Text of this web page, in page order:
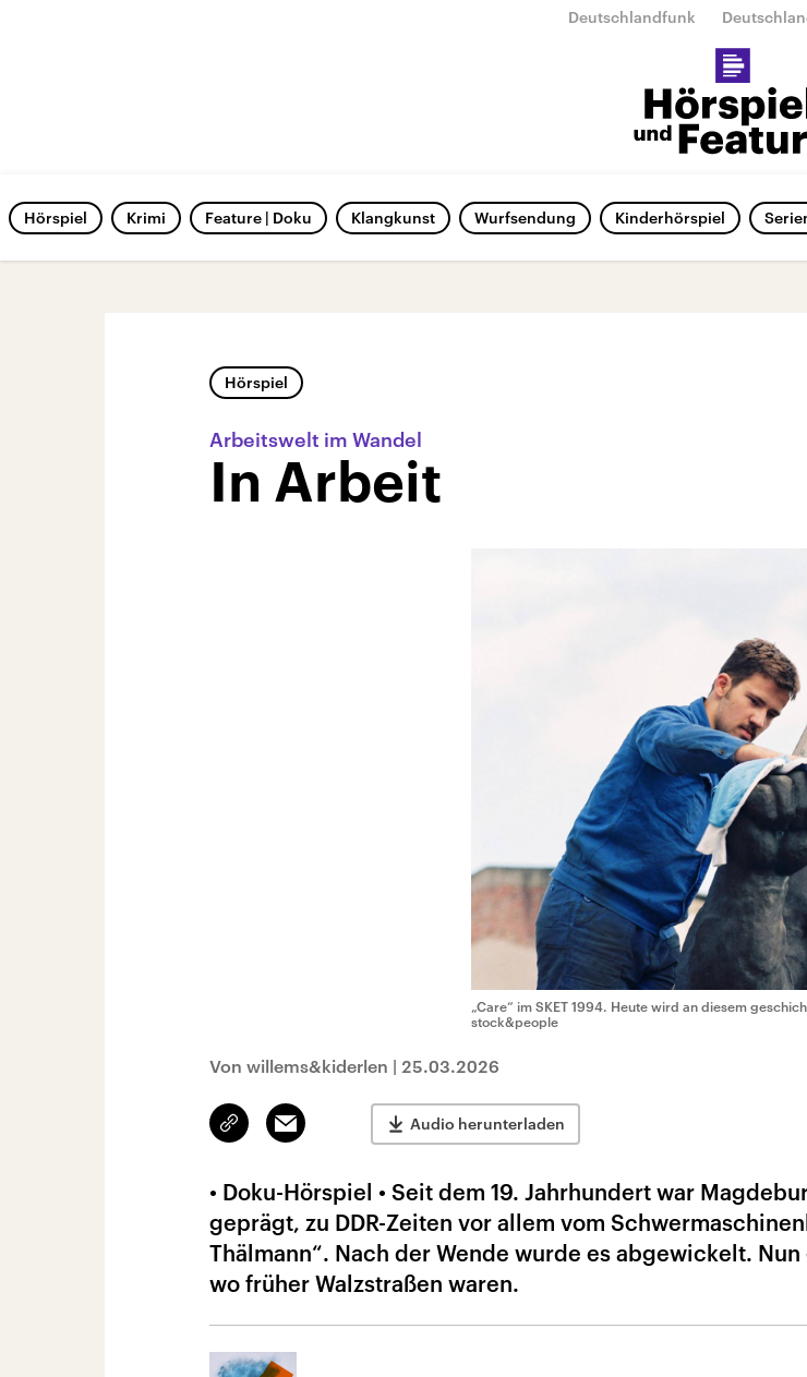
Deutschlandfunk
Hörspiel Krimi Feature | Doku Klangkunst Wurfsendung Kinderhörspiel
Hörspiel
Arbeitswelt im Wandel
In Arbeit
„Care“ im SKET 1994. Heute wird an diesem
stock&people
Von willems&kiderlen | 25.03.2026
Link
kopieren/teilen
Email Audio herunterladen
• Doku-Hörspiel • Seit dem 19. Jahrhundert war
geprägt, zu DDR-Zeiten vor allem vom
Thälmann“. Nach der Wende wurde es abgewickelt. Nun
wo früher Walzstraßen waren.